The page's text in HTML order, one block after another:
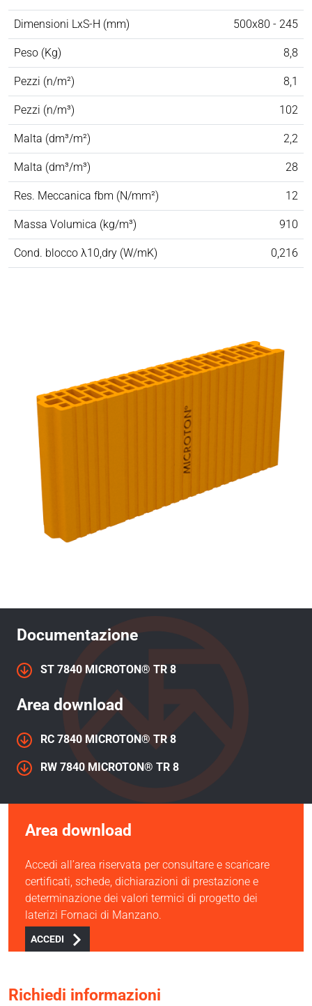
Dimensioni LxS-H (mm) 500x80 - 245
Peso (Kg) 8,8
Pezzi (n/m²) 8,1
Pezzi (n/m³) 102
Malta (dm³/m²) 2,2
Malta (dm³/m³) 28
Res. Meccanica fbm (N/mm²) 12
Massa Volumica (kg/m³) 910
Cond. blocco λ10,dry (W/mK) 0,216
Documentazione
ST 7840 MICROTON® TR 8
Area download
RC 7840 MICROTON® TR 8
RW 7840 MICROTON® TR 8
Area download
Accedi all’area riservata per consultare e scaricare
certificati, schede, dichiarazioni di prestazione e
determinazione dei valori termici di progetto dei
laterizi Fornaci di Manzano.
ACCEDI
Richiedi informazioni